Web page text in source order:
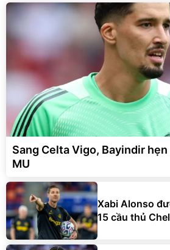
Sang Celta Vigo, Bayindir
MU
Xabi Alonso
15 cầu thủ